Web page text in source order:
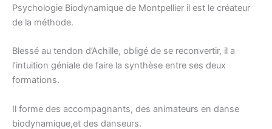
Psychologie Biodynamique de Montpellier il est le créateur
de la méthode.
Blessé au tendon d’Achille, obligé de se reconvertir, il a
l’intuition géniale de faire la synthèse entre ses deux
formations.
Il forme des accompagnants, des animateurs en danse
biodynamique,et des danseurs.